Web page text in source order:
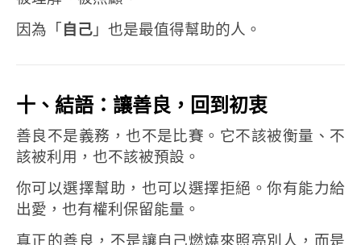
因為「 自己 」也是最值得幫助的人。
十、結語：讓善良，回到初衷
善良不是義務，也不是比賽。 它不該被衡量、不
該被利用，也不該被預設。
你可以選擇幫助，也可以選擇拒絕。你有能力給
出愛，也有權利保留能量。
真正的善良，不是讓自己燃燒來照亮別人， 而是